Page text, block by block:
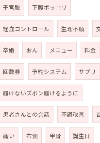
子宮脱 下腹ポッコリ
経血コントロール 生理不順
卒婚 おん メニュー 料金
回数券 予約システム サプリ
履けないズボン履けるように
患者さんとの会話 不調改善
痛い 右側 甲骨 誕生日